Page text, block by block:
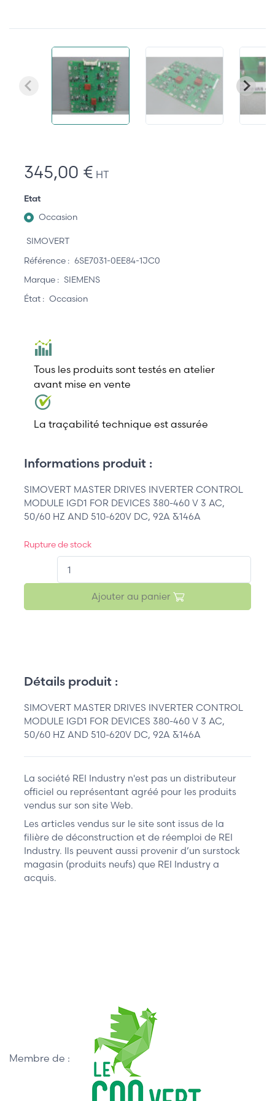
345,00 € HT
Etat
Occasion
SIMOVERT
Référence : 6SE7031-0EE84-1JC0
Marque : SIEMENS
État : Occasion
Tous les produits sont testés en atelier
avant mise en vente
La traçabilité technique est assurée
Informations produit :
SIMOVERT MASTER DRIVES INVERTER CONTROL
MODULE IGD1 FOR DEVICES 380-460 V 3 AC,
50/60 HZ AND 510-620V DC, 92A &146A
Rupture de stock
Ajouter au panier
Détails produit :
SIMOVERT MASTER DRIVES INVERTER CONTROL
MODULE IGD1 FOR DEVICES 380-460 V 3 AC,
50/60 HZ AND 510-620V DC, 92A &146A
La société REI Industry n'est pas un distributeur
officiel ou représentant agréé pour les produits
vendus sur son site Web.
Les articles vendus sur le site sont issus de la
filière de déconstruction et de réemploi de REI
Industry. Ils peuvent aussi provenir d’un surstock
magasin (produits neufs) que REI Industry a
acquis.
Membre de :